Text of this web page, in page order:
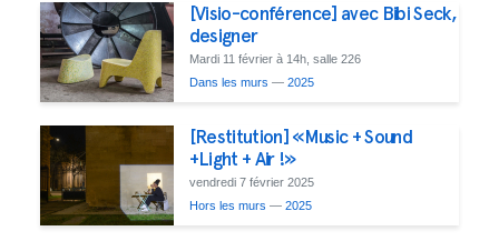
[Visio-conférence] avec Bibi Seck,
designer
Mardi 11 février à 14h, salle 226
Dans les murs — 2025
[Restitution] «Music + Sound
+Light + Air !»
vendredi 7 février 2025
Hors les murs — 2025